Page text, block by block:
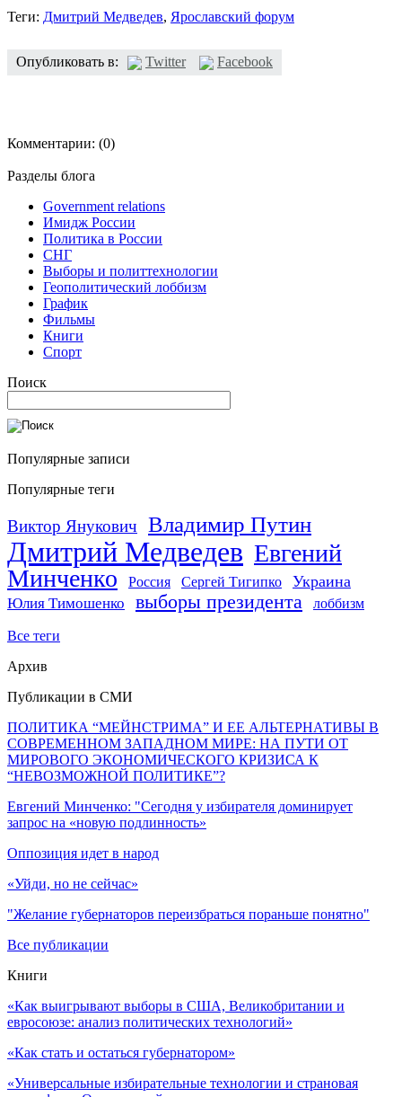
Теги: Дмитрий Медведев, Ярославский форум
Опубликовать в: Twitter Facebook
Комментарии: (0)
Разделы блога
Government relations
Имидж России
Политика в России
СНГ
Выборы и политтехнологии
Геополитический лоббизм
График
Фильмы
Книги
Спорт
Поиск
Популярные записи
Популярные теги
Виктор Янукович Владимир Путин
Дмитрий Медведев Евгений
Минченко
Россия Сергей Тигипко Украина
Юлия Тимошенко выборы президента лоббизм
Все теги
Архив
Публикации в СМИ
ПОЛИТИКА “МЕЙНСТРИМА” И ЕЕ АЛЬТЕРНАТИВЫ В
СОВРЕМЕННОМ ЗАПАДНОМ МИРЕ: НА ПУТИ ОТ
МИРОВОГО ЭКОНОМИЧЕСКОГО КРИЗИСА К
“НЕВОЗМОЖНОЙ ПОЛИТИКЕ”?
Евгений Минченко: "Сегодня у избирателя доминирует
запрос на «новую подлинность»
Оппозиция идет в народ
«Уйди, но не сейчас»
"Желание губернаторов переизбраться пораньше понятно"
Все публикации
Книги
«Как выигрывают выборы в США, Великобритании и
евросоюзе: анализ политических технологий»
«Как стать и остаться губернатором»
«Универсальные избирательные технологии и страновая